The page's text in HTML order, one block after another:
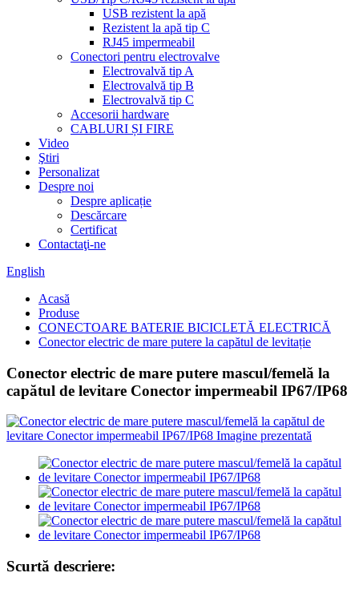
USB rezistent la apă
Rezistent la apă tip C
RJ45 impermeabil
Conectori pentru electrovalve
Electrovalvă tip A
Electrovalvă tip B
Electrovalvă tip C
Accesorii hardware
CABLURI ȘI FIRE
Video
Ştiri
Personalizat
Despre noi
Despre aplicație
Descărcare
Certificat
Contactaţi-ne
English
Acasă
Produse
CONECTOARE BATERIE BICICLETĂ ELECTRICĂ
Conector electric de mare putere la capătul de levitație
Conector electric de mare putere mascul/femelă la
capătul de levitare Conector impermeabil IP67/IP68
Scurtă descriere: